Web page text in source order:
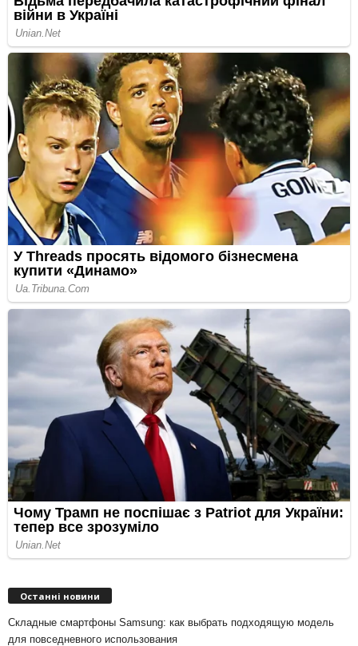
Останні новини
Складные смартфоны Samsung: как выбрать подходящую модель
для повседневного использования